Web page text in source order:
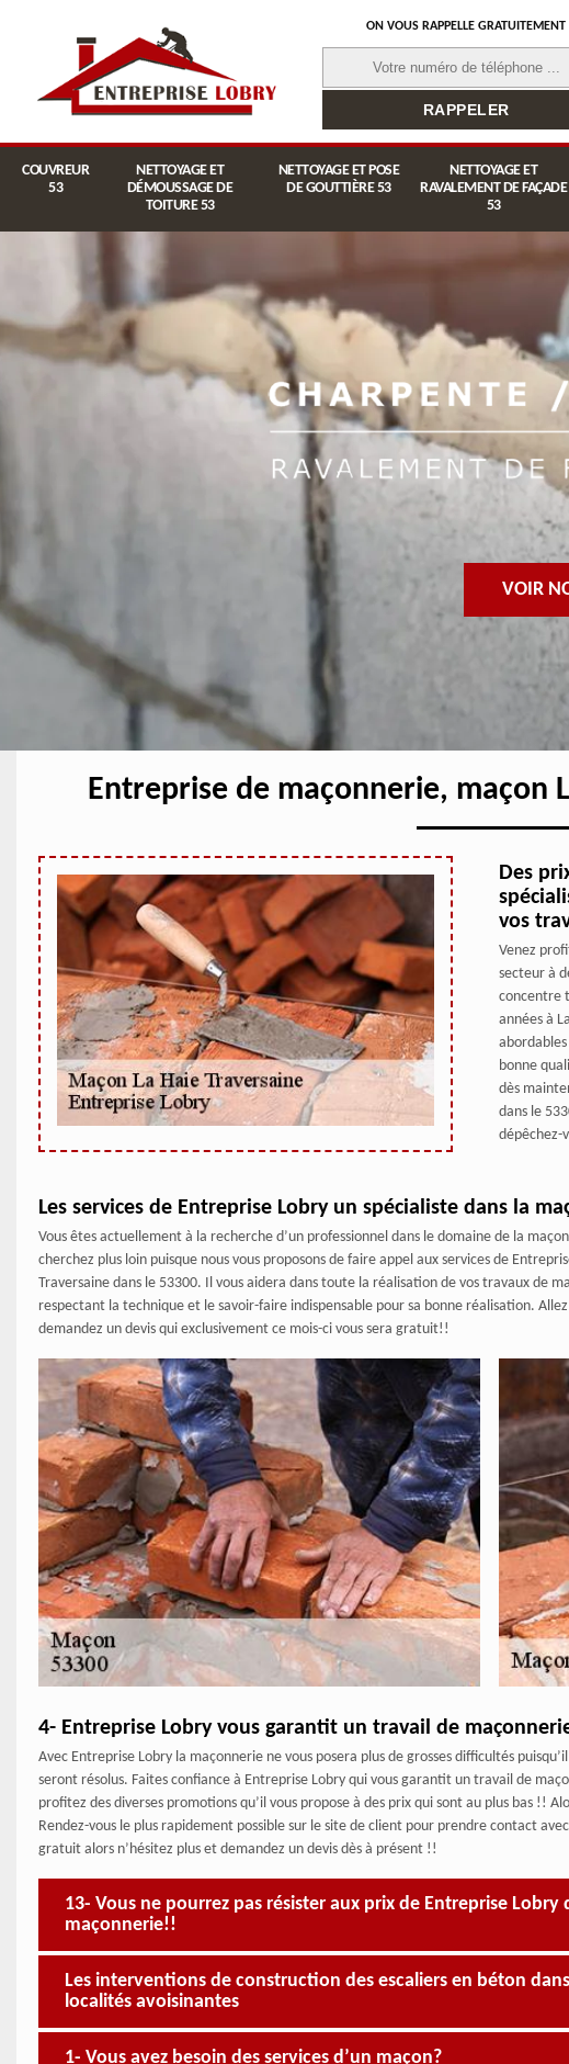
ON VOUS RAPPELLE GRATUITEMENT
COUVREUR
53
NETTOYAGE ET
DÉMOUSSAGE DE
TOITURE 53
NETTOYAGE ET POSE
DE GOUTTIÈRE 53
NETTOYAGE ET
RAVALEMENT DE FAÇADE
53
VOIR
Entreprise de maçonnerie, maçon
Des
vos
Venez
secteur à
concentre
années à
bonne
dès
dans le
dépêchez-
Les services de Entreprise Lobry un spécialiste dans la
Vous êtes actuellement à la recherche d’un professionnel dans le domaine de la
cherchez plus loin puisque nous vous proposons de faire appel aux services de
Traversaine dans le 53300. Il vous aidera dans toute la réalisation de vos travaux de
respectant la technique et le savoir-faire indispensable pour sa bonne réalisation.
demandez un devis qui exclusivement ce mois-ci vous sera gratuit!!
4- Entreprise Lobry vous garantit un travail de
Avec Entreprise Lobry la maçonnerie ne vous posera plus de grosses difficultés
seront résolus. Faites confiance à Entreprise Lobry qui vous garantit un travail de
profitez des diverses promotions qu’il vous propose à des prix qui sont au plus bas !!
Rendez-vous le plus rapidement possible sur le site de client pour prendre contact
gratuit alors n’hésitez plus et demandez un devis dès à présent !!
13- Vous ne pourrez pas résister aux prix de Entreprise
maçonnerie!!
Les interventions de construction des escaliers en béton
localités avoisinantes
1- Vous avez besoin des services d’un maçon?